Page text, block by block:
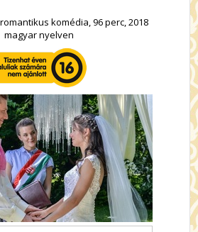
komédia, 96 perc, 2018
magyar nyelven